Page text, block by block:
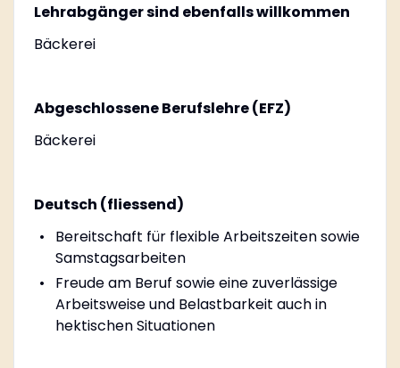
Lehrabgänger sind ebenfalls willkommen
Bäckerei
Abgeschlossene Berufslehre (EFZ)
Bäckerei
Deutsch (fliessend)
Bereitschaft für flexible Arbeitszeiten sowie
Samstagsarbeiten
Freude am Beruf sowie eine zuverlässige
Arbeitsweise und Belastbarkeit auch in
hektischen Situationen